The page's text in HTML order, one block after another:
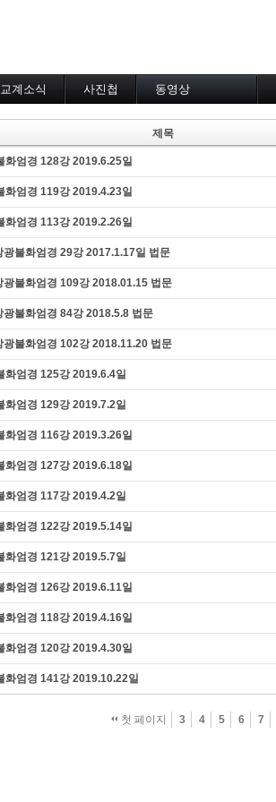
계소식 사진첩 동영상
초하루법회
특별법회
불교기초교리
천수경
보살37수행법
공무원불자법회
기타동영상
장기상박사
즉문즉설
마음 닦는 길
제목
화엄경 128강 2019.6.25일
화엄경 119강 2019.4.23일
화엄경 113강 2019.2.26일
불화엄경 29강 2017.1.17일 법문
불화엄경 109강 2018.01.15 법문
불화엄경 84강 2018.5.8 법문
불화엄경 102강 2018.11.20 법문
화엄경 125강 2019.6.4일
화엄경 129강 2019.7.2일
화엄경 116강 2019.3.26일
화엄경 127강 2019.6.18일
화엄경 117강 2019.4.2일
화엄경 122강 2019.5.14일
화엄경 121강 2019.5.7일
화엄경 126강 2019.6.11일
화엄경 118강 2019.4.16일
화엄경 120강 2019.4.30일
화엄경 141강 2019.10.22일
첫 페이지 3 4 5 6 7